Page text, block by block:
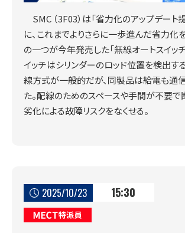
SMC （3F03）は「省力化のアップデート
に、これまでよりさらに一歩進んだ省力化
の一つが今年発売した「無線オートスイッチ
イッチはシリンダーのロッド位置を検出す
線方式が一般的だが、同製品は給電も通
た。配線のためのスペースや手間が不要で
劣化による故障リスクをなくせる。
2025/10/23 15:30
MECT特派員